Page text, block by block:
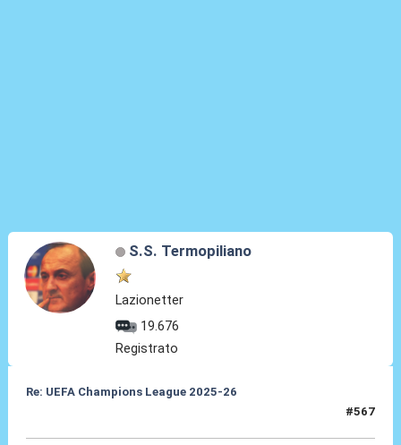
S.S. Termopiliano
Lazionetter
19.676
Registrato
Re: UEFA Champions League 2025-26
#567